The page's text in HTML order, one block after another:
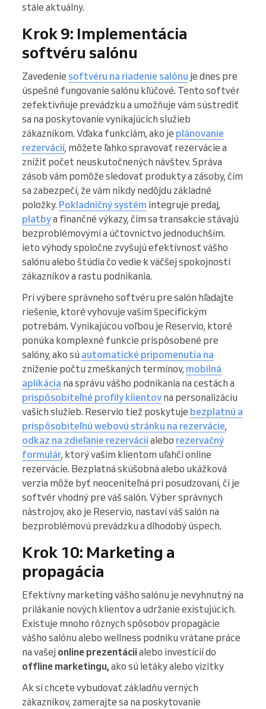
stále aktuálny.
Krok 9: Implementácia
softvéru salónu
Zavedenie softvéru na riadenie salónu je dnes pre
úspešné fungovanie salónu kľúčové. Tento softvér
zefektívňuje prevádzku a umožňuje vám sústrediť
sa na poskytovanie vynikajúcich služieb
zákazníkom. Vďaka funkciám, ako je plánovanie
rezervácií, môžete ľahko spravovať rezervácie a
znížiť počet neuskutočnených návštev. Správa
zásob vám pomôže sledovať produkty a zásoby, čím
sa zabezpečí, že vám nikdy nedôjdu základné
položky. Pokladničný systém integruje predaj,
platbya finančné výkazy, čím sa transakcie stávajú
bezproblémovými a účtovníctvo jednoduchším.
ieto výhody spoločne zvyšujú efektívnosť vášho
salónu alebo štúdia čo vedie k väčšej spokojnosti
zákazníkov a rastu podnikania.
Pri výbere správneho softvéru pre salón hľadajte
riešenie, ktoré vyhovuje vašim špecifickým
potrebám. Vynikajúcou voľbou je Reservio, ktoré
ponúka komplexné funkcie prispôsobené pre
salóny, ako sú automatické pripomenutia na
zníženie počtu zmeškaných termínov, mobilná
aplikácia na správu vášho podnikania na cestách a
prispôsobiteľné profily klientov na personalizáciu
vašich služieb. Reservio tiež poskytuje bezplatnú a
prispôsobiteľnú webovú stránku na rezervácie,
odkaz na zdieľanie rezerváciíalebo rezervačný
formulár, ktorý vašim klientom uľahčí online
rezervácie. Bezplatná skúšobná alebo ukážková
verzia môže byť neoceniteľná pri posudzovaní, či je
softvér vhodný pre váš salón. Výber správnych
nástrojov, ako je Reservio, nastaví váš salón na
bezproblémovú prevádzku a dlhodobý úspech.
Krok 10: Marketing a
propagácia
Efektívny marketing vášho salónu je nevyhnutný na
prilákanie nových klientov a udržanie existujúcich.
Existuje mnoho rôznych spôsobov propagácie
vášho salónu alebo wellness podniku vrátane práce
na vašej online prezentáciialebo investícií do
offline marketingu,ako sú letáky alebo vizitky
Ak si chcete vybudovať základňu verných
zákazníkov, zamerajte sa na poskytovanie